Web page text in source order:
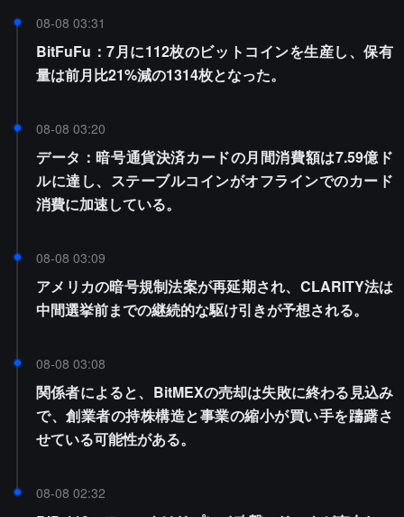
08-08 03:31
BitFuFu：7月に112枚のビットコインを生産し、保有
量は前月比21%減の1314枚となった。
08-08 03:20
データ：暗号通貨決済カードの月間消費額は7.59億ド
ルに達し、ステーブルコインがオフラインでのカード
消費に加速している。
08-08 03:09
アメリカの暗号規制法案が再延期され、CLARITY法は
中間選挙前までの継続的な駆け引きが予想される。
08-08 03:08
関係者によると、BitMEXの売却は失敗に終わる見込み
で、創業者の持株構造と事業の縮小が買い手を躊躇さ
せている可能性がある。
08-08 02:32